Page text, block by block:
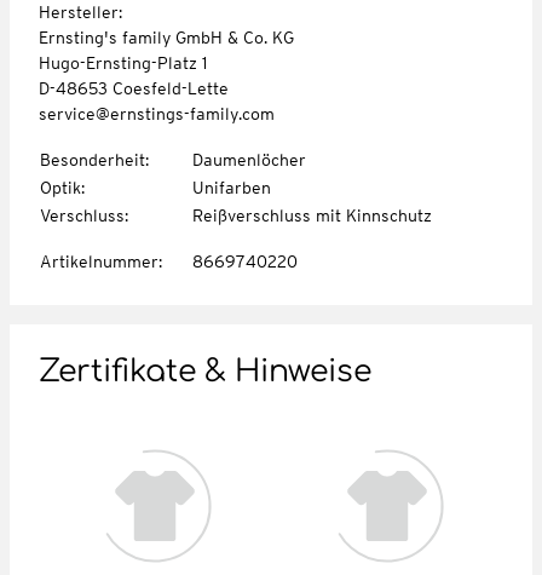
Hersteller:
Ernsting's family GmbH & Co. KG
Hugo-Ernsting-Platz 1
D-48653 Coesfeld-Lette
service@ernstings-family.com
Besonderheit:
Daumenlöcher
Optik:
Unifarben
Verschluss: Reißverschluss mit Kinnschutz
Artikelnummer: 8669740220
Zertifikate & Hinweise